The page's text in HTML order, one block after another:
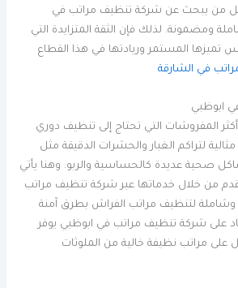
من يبحث عن شركة تنظيف مراتب في
ومضمونة. لذلك فإن الثقة المتزايدة التي
المستمر وريادتها في هذا القطاع
في الشارقة
ابوظبي
المفروشات التي تحتاج إلى تنظيف دوري
مثالية لتراكم الغبار والحشرات الدقيقة مثل
صحية عديدة كالحساسية والربو. وهنا يأتي
من خلال خدماتها عبر شركة تنظيف مراتب
وشاملة لتنظيف مراتب الفراش بطرق آمنة
على شركة تنظيف مراتب في ابوظبي يوفر
مراتب نظيفة خالية من الملوثات